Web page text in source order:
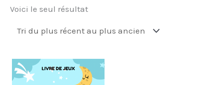
Voici le seul résultat